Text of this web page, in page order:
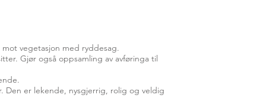
vegetasjon med ryddesag.
Gjør også oppsamling av avføringa til
Den er lekende, nysgjerrig, rolig og veldig